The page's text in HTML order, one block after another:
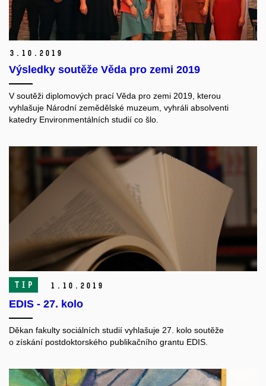
3. 10. 2019
Výsledky soutěže Věda pro zemi 2019
V soutěži diplomových prací Věda pro zemi 2019, kterou
vyhlašuje Národní zemědělské muzeum, vyhráli absolventi
katedry Environmentálních studií co šlo.
TIP 1. 10. 2019
EDIS - 27. kolo
Děkan fakulty sociálních studií vyhlašuje 27. kolo soutěže
o získání postdoktorského publikačního grantu EDIS.